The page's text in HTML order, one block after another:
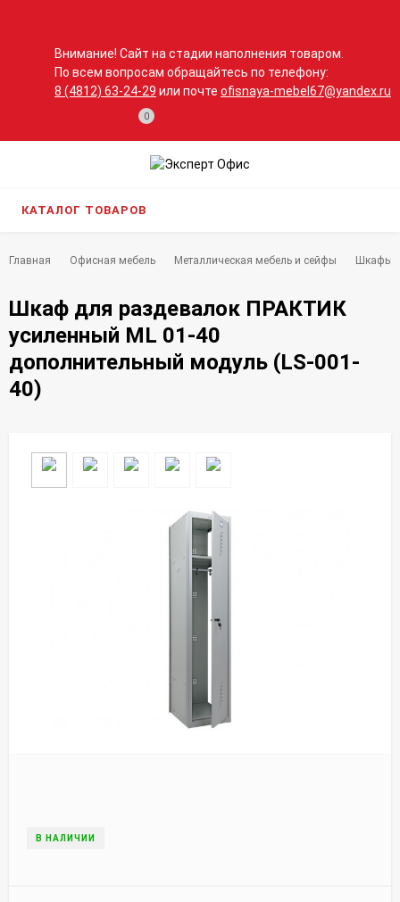
Внимание! Сайт на стадии наполнения товаром.
По всем вопросам обращайтесь по телефону:
8 (4812) 63-24-29 или почте ofisnaya-mebel67@yandex.ru
0
КАТАЛОГ ТОВАРОВ
Главная Офисная мебель Металлическая мебель и сейфы Шкафы
Шкаф для раздевалок ПРАКТИК
усиленный ML 01-40
дополнительный модуль (LS-001-
40)
В НАЛИЧИИ